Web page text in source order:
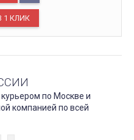
по Москве и
компанией по всей